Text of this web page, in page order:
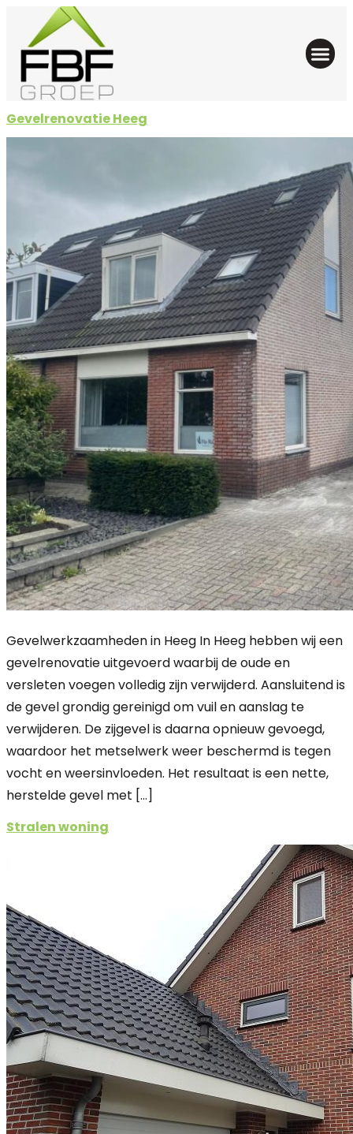
Gevelrenovatie Heeg
Gevelwerkzaamheden in Heeg In Heeg hebben wij een
gevelrenovatie uitgevoerd waarbij de oude en
versleten voegen volledig zijn verwijderd. Aansluitend is
de gevel grondig gereinigd om vuil en aanslag te
verwijderen. De zijgevel is daarna opnieuw gevoegd,
waardoor het metselwerk weer beschermd is tegen
vocht en weersinvloeden. Het resultaat is een nette,
herstelde gevel met […]
Stralen woning